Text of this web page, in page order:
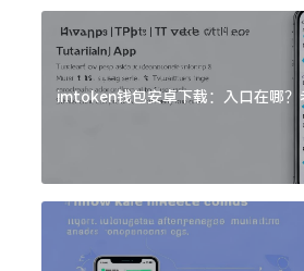
imtoken钱包安卓下载：入口在哪？